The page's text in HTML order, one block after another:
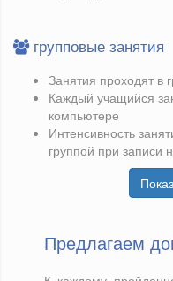
групповые занятия
Занятия проходят в
Каждый учащийся
компьютере
Интенсивность
группой при записи
Предлагаем